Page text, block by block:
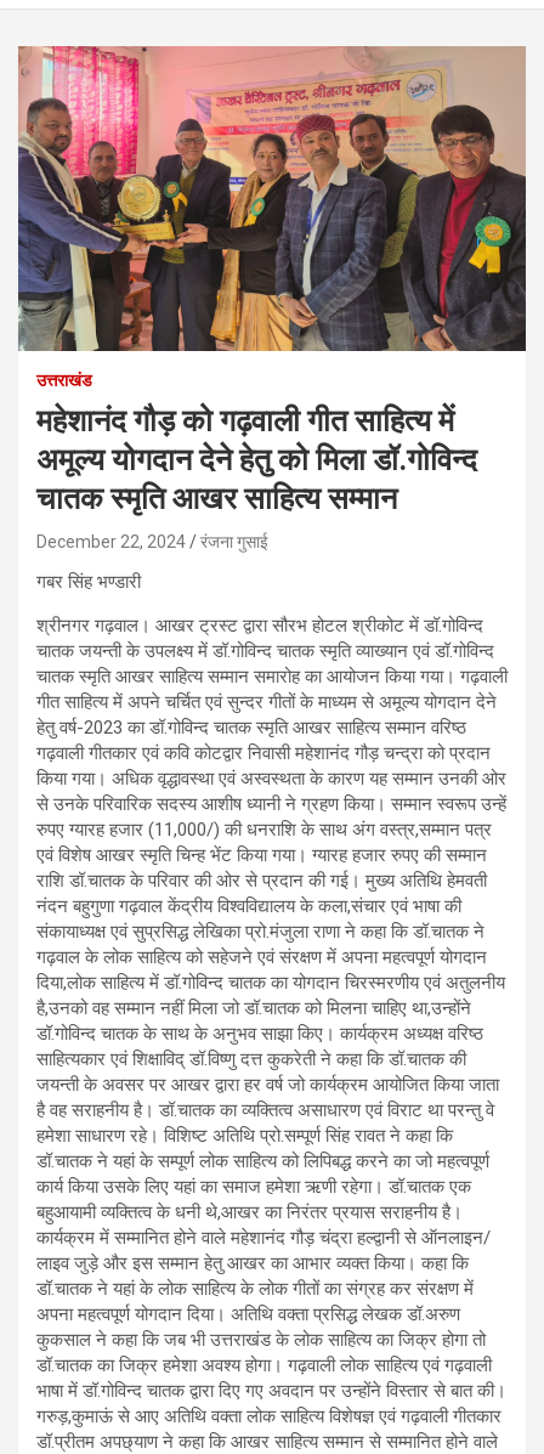
उत्तराखंड
महेशानंद गौड़ को गढ़वाली गीत साहित्य में
अमूल्य योगदान देने हेतु को मिला डॉ.गोविन्द
चातक स्मृति आखर साहित्य सम्मान
December 22, 2024 रंजना गुसाई
गबर सिंह भण्डारी
श्रीनगर गढ़वाल। आखर ट्रस्ट द्वारा सौरभ होटल श्रीकोट में डॉ.गोविन्द
चातक जयन्ती के उपलक्ष्य में डॉ.गोविन्द चातक स्मृति व्याख्यान एवं डॉ.गोविन्द
चातक स्मृति आखर साहित्य सम्मान समारोह का आयोजन किया गया। गढ़वाली
गीत साहित्य में अपने चर्चित एवं सुन्दर गीतों के माध्यम से अमूल्य योगदान देने
हेतु वर्ष-2023 का डॉ.गोविन्द चातक स्मृति आखर साहित्य सम्मान वरिष्ठ
गढ़वाली गीतकार एवं कवि कोटद्वार निवासी महेशानंद गौड़ चन्द्रा को प्रदान
किया गया। अधिक वृद्धावस्था एवं अस्वस्थता के कारण यह सम्मान उनकी ओर
से उनके परिवारिक सदस्य आशीष ध्यानी ने ग्रहण किया। सम्मान स्वरूप उन्हें
रुपए ग्यारह हजार (11,000/) की धनराशि के साथ अंग वस्त्र,सम्मान पत्र
एवं विशेष आखर स्मृति चिन्ह भेंट किया गया। ग्यारह हजार रुपए की सम्मान
राशि डॉ.चातक के परिवार की ओर से प्रदान की गई। मुख्य अतिथि हेमवती
नंदन बहुगुणा गढ़वाल केंद्रीय विश्वविद्यालय के कला,संचार एवं भाषा की
संकायाध्यक्ष एवं सुप्रसिद्ध लेखिका प्रो.मंजुला राणा ने कहा कि डॉ.चातक ने
गढ़वाल के लोक साहित्य को सहेजने एवं संरक्षण में अपना महत्वपूर्ण योगदान
दिया,लोक साहित्य में डॉ.गोविन्द चातक का योगदान चिरस्मरणीय एवं अतुलनीय
है,उनको वह सम्मान नहीं मिला जो डॉ.चातक को मिलना चाहिए था,उन्होंने
डॉ.गोविन्द चातक के साथ के अनुभव साझा किए। कार्यक्रम अध्यक्ष वरिष्ठ
साहित्यकार एवं शिक्षाविद् डॉ.विष्णु दत्त कुकरेती ने कहा कि डॉ.चातक की
जयन्ती के अवसर पर आखर द्वारा हर वर्ष जो कार्यक्रम आयोजित किया जाता
है वह सराहनीय है। डॉ.चातक का व्यक्तित्व असाधारण एवं विराट था परन्तु वे
हमेशा साधारण रहे। विशिष्ट अतिथि प्रो.सम्पूर्ण सिंह रावत ने कहा कि
डॉ.चातक ने यहां के सम्पूर्ण लोक साहित्य को लिपिबद्ध करने का जो महत्वपूर्ण
कार्य किया उसके लिए यहां का समाज हमेशा ऋणी रहेगा। डॉ.चातक एक
बहुआयामी व्यक्तित्व के धनी थे,आखर का निरंतर प्रयास सराहनीय है।
कार्यक्रम में सम्मानित होने वाले महेशानंद गौड़ चंद्रा हल्द्वानी से ऑनलाइन/
लाइव जुड़े और इस सम्मान हेतु आखर का आभार व्यक्त किया। कहा कि
डॉ.चातक ने यहां के लोक साहित्य के लोक गीतों का संग्रह कर संरक्षण में
अपना महत्वपूर्ण योगदान दिया। अतिथि वक्ता प्रसिद्ध लेखक डॉ.अरुण
कुकसाल ने कहा कि जब भी उत्तराखंड के लोक साहित्य का जिक्र होगा तो
डॉ.चातक का जिक्र हमेशा अवश्य होगा। गढ़वाली लोक साहित्य एवं गढ़वाली
भाषा में डॉ.गोविन्द चातक द्वारा दिए गए अवदान पर उन्होंने विस्तार से बात की।
गरुड़,कुमाऊं से आए अतिथि वक्ता लोक साहित्य विशेषज्ञ एवं गढ़वाली गीतकार
डॉ.प्रीतम अपछ्याण ने कहा कि आखर साहित्य सम्मान से सम्मानित होने वाले